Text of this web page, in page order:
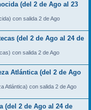
(del 2 de Ago al 23
con salida 2 de Ago
(del 2 de Ago al 24 de
con salida 2 de Ago
Atlántica (del 2 de Ago
Atlántica) con salida 2 de Ago
(del 2 de Ago al 24 de